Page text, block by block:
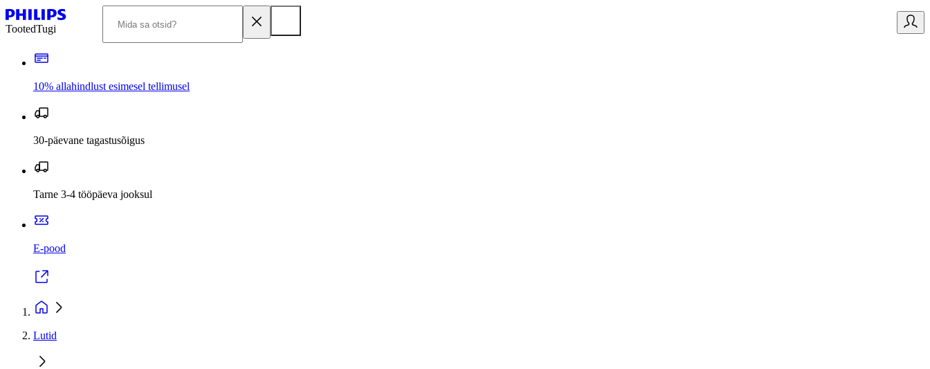
TootedTugi
10% allahindlust esimesel tellimusel
30-päevane tagastusõigus
Tarne 3-4 tööpäeva jooksul
E-pood
Lutid